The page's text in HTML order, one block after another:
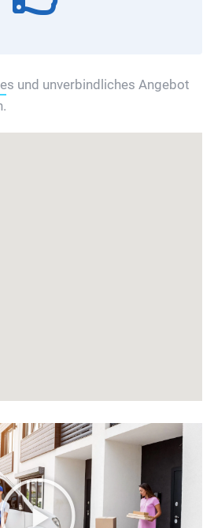
und unverbindliches Angebot